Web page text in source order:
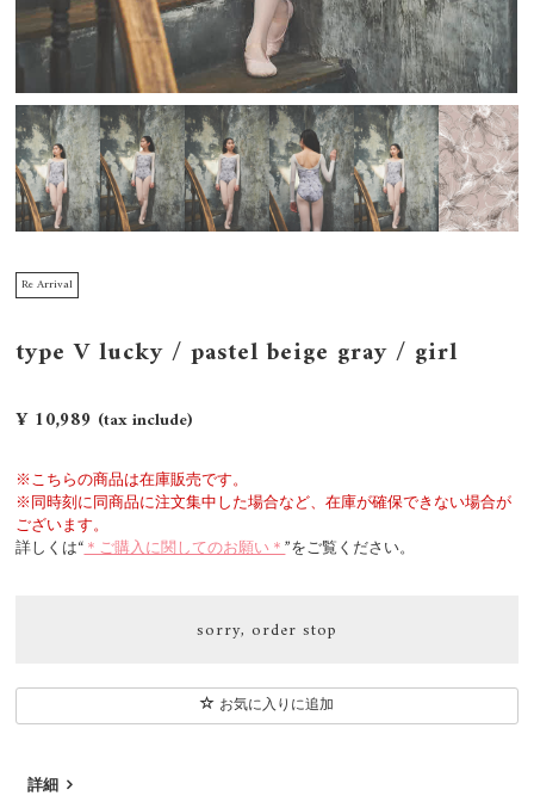
Re Arrival
type V lucky / pastel beige gray / girl
¥ 10,989 (tax include)
※こちらの商品は在庫販売です。
※同時刻に同商品に注文集中した場合など、在庫が確保できない場合が
ございます。
詳しくは“＊ご購入に関してのお願い＊”をご覧ください。
sorry, order stop
お気に入りに追加
詳細